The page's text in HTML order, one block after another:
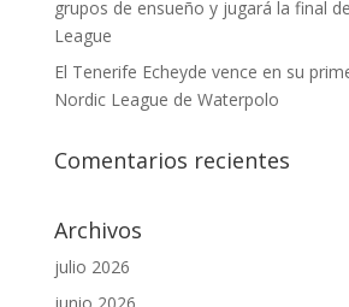
grupos de ensueño y jugará la final
League
El Tenerife Echeyde vence en su
Nordic League de Waterpolo
Comentarios recientes
Archivos
julio 2026